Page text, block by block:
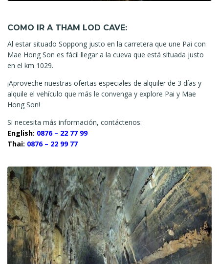
COMO IR A THAM LOD CAVE:
Al estar situado Soppong justo en la carretera que une Pai con
Mae Hong Son es fácil llegar a la cueva que está situada justo
en el km 1029.
¡Aproveche nuestras ofertas especiales de alquiler de 3 días y
alquile el vehículo que más le convenga y explore Pai y Mae
Hong Son!
Si necesita más información, contáctenos:
English: 0876 – 22 77 99
Thai: 0876 – 22 99 77